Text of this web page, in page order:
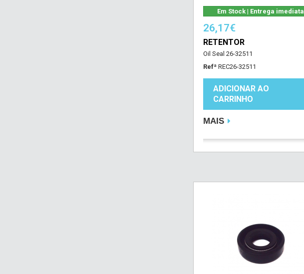
Em Stock | Entrega imediata
26,17€
RETENTOR
Oil Seal 26-32511
Refª REC26-32511
ADICIONAR AO
CARRINHO
MAIS